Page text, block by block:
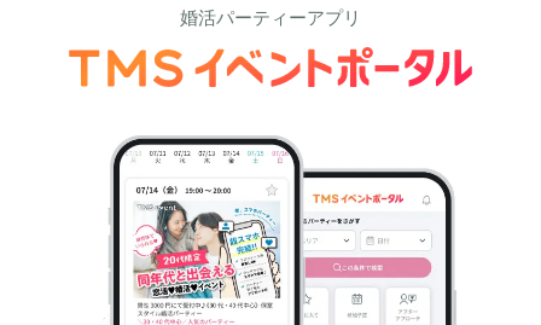
婚活パーティーアプリ